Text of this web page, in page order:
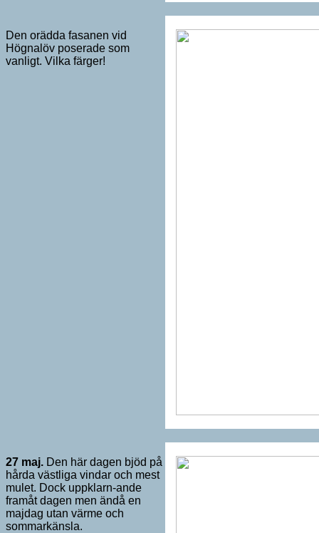
Den orädda fasanen vid
Högnalöv poserade som
vanligt. Vilka färger!
27 maj. Den här dagen bjöd på
hårda västliga vindar och mest
mulet. Dock uppklarn-ande
framåt dagen men ändå en
majdag utan värme och
sommarkänsla.